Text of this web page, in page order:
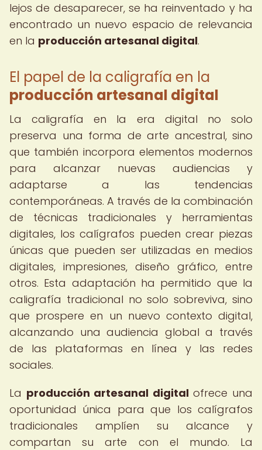
lejos de desaparecer, se ha reinventado y ha
encontrado un nuevo espacio de relevancia
en la producción artesanal digital.
El papel de la caligrafía en la
producción artesanal digital
La caligrafía en la era digital no solo
preserva una forma de arte ancestral, sino
que también incorpora elementos modernos
para alcanzar nuevas audiencias y
adaptarse a las tendencias
contemporáneas. A través de la combinación
de técnicas tradicionales y herramientas
digitales, los calígrafos pueden crear piezas
únicas que pueden ser utilizadas en medios
digitales, impresiones, diseño gráfico, entre
otros. Esta adaptación ha permitido que la
caligrafía tradicional no solo sobreviva, sino
que prospere en un nuevo contexto digital,
alcanzando una audiencia global a través
de las plataformas en línea y las redes
sociales.
La producción artesanal digitalofrece una
oportunidad única para que los calígrafos
tradicionales amplíen su alcance y
compartan su arte con el mundo. La